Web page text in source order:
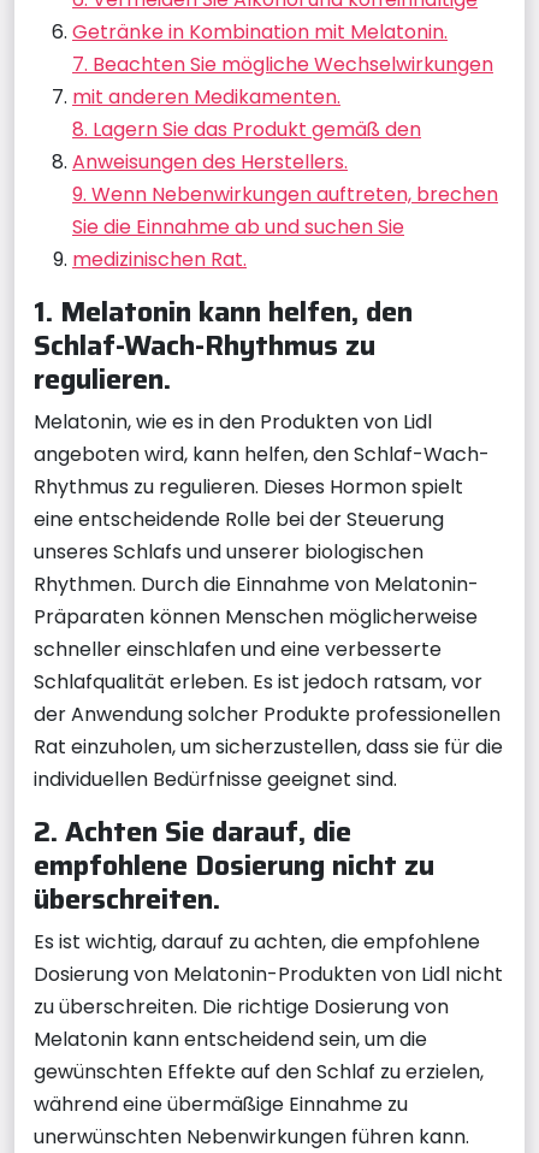
Getränke in Kombination mit Melatonin.
7. Beachten Sie mögliche Wechselwirkungen
mit anderen Medikamenten.
8. Lagern Sie das Produkt gemäß den
Anweisungen des Herstellers.
9. Wenn Nebenwirkungen auftreten, brechen
Sie die Einnahme ab und suchen Sie
medizinischen Rat.
1. Melatonin kann helfen, den
Schlaf-Wach-Rhythmus zu
regulieren.
Melatonin, wie es in den Produkten von Lidl
angeboten wird, kann helfen, den Schlaf-Wach-
Rhythmus zu regulieren. Dieses Hormon spielt
eine entscheidende Rolle bei der Steuerung
unseres Schlafs und unserer biologischen
Rhythmen. Durch die Einnahme von Melatonin-
Präparaten können Menschen möglicherweise
schneller einschlafen und eine verbesserte
Schlafqualität erleben. Es ist jedoch ratsam, vor
der Anwendung solcher Produkte professionellen
Rat einzuholen, um sicherzustellen, dass sie für die
individuellen Bedürfnisse geeignet sind.
2. Achten Sie darauf, die
empfohlene Dosierung nicht zu
überschreiten.
Es ist wichtig, darauf zu achten, die empfohlene
Dosierung von Melatonin-Produkten von Lidl nicht
zu überschreiten. Die richtige Dosierung von
Melatonin kann entscheidend sein, um die
gewünschten Effekte auf den Schlaf zu erzielen,
während eine übermäßige Einnahme zu
unerwünschten Nebenwirkungen führen kann.